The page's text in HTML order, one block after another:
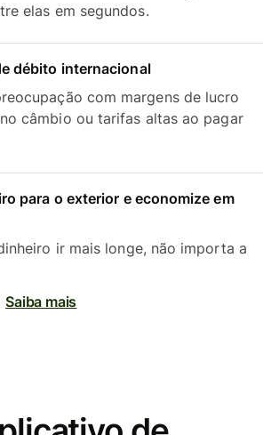
elas em segundos.
débito internacional
com margens de lucro
câmbio ou tarifas altas ao pagar
para o exterior e economize em
ir mais longe, não importa a
Saiba mais